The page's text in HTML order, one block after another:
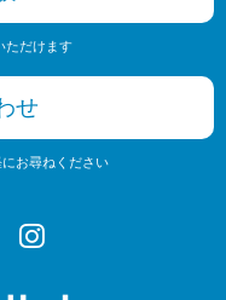
ただけます
せ
お尋ねください